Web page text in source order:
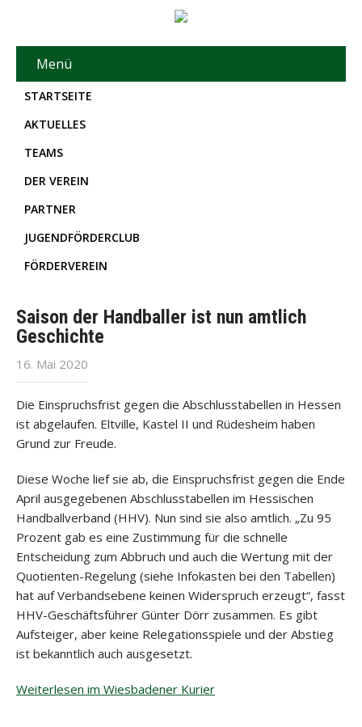
Menü
STARTSEITE
AKTUELLES
TEAMS
DER VEREIN
PARTNER
JUGENDFÖRDERCLUB
FÖRDERVEREIN
Saison der Handballer ist nun amtlich
Geschichte
16. Mai 2020
Die Einspruchsfrist gegen die Abschlusstabellen in Hessen
ist abgelaufen. Eltville, Kastel II und Rüdesheim haben
Grund zur Freude.
Diese Woche lief sie ab, die Einspruchsfrist gegen die Ende
April ausgegebenen Abschlusstabellen im Hessischen
Handballverband (HHV). Nun sind sie also amtlich. „Zu 95
Prozent gab es eine Zustimmung für die schnelle
Entscheidung zum Abbruch und auch die Wertung mit der
Quotienten-Regelung (siehe Infokasten bei den Tabellen)
hat auf Verbandsebene keinen Widerspruch erzeugt“, fasst
HHV-Geschäftsführer Günter Dörr zusammen. Es gibt
Aufsteiger, aber keine Relegationsspiele und der Abstieg
ist bekanntlich auch ausgesetzt.
Weiterlesen im Wiesbadener Kurier